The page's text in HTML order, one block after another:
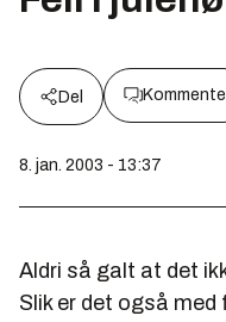
Del
8. jan. 2003 - 13:37
Aldri så galt at det
Slik er det også